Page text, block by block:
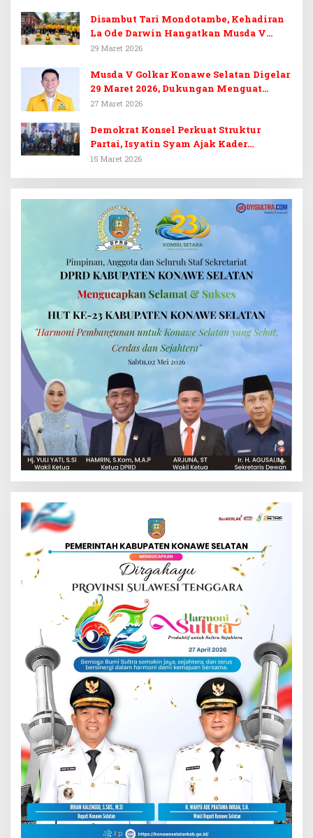
Disambut Tari Mondotambe, Kehadiran
La Ode Darwin Hangatkan Musda V
Golkar Konsel
29 Maret 2026
Musda V Golkar Konawe Selatan Digelar
29 Maret 2026, Dukungan Menguat
untuk Irham Kalenggo
27 Maret 2026
Demokrat Konsel Perkuat Struktur
Partai, Isyatin Syam Ajak Kader
Kembalikan Kejayaan
15 Maret 2026